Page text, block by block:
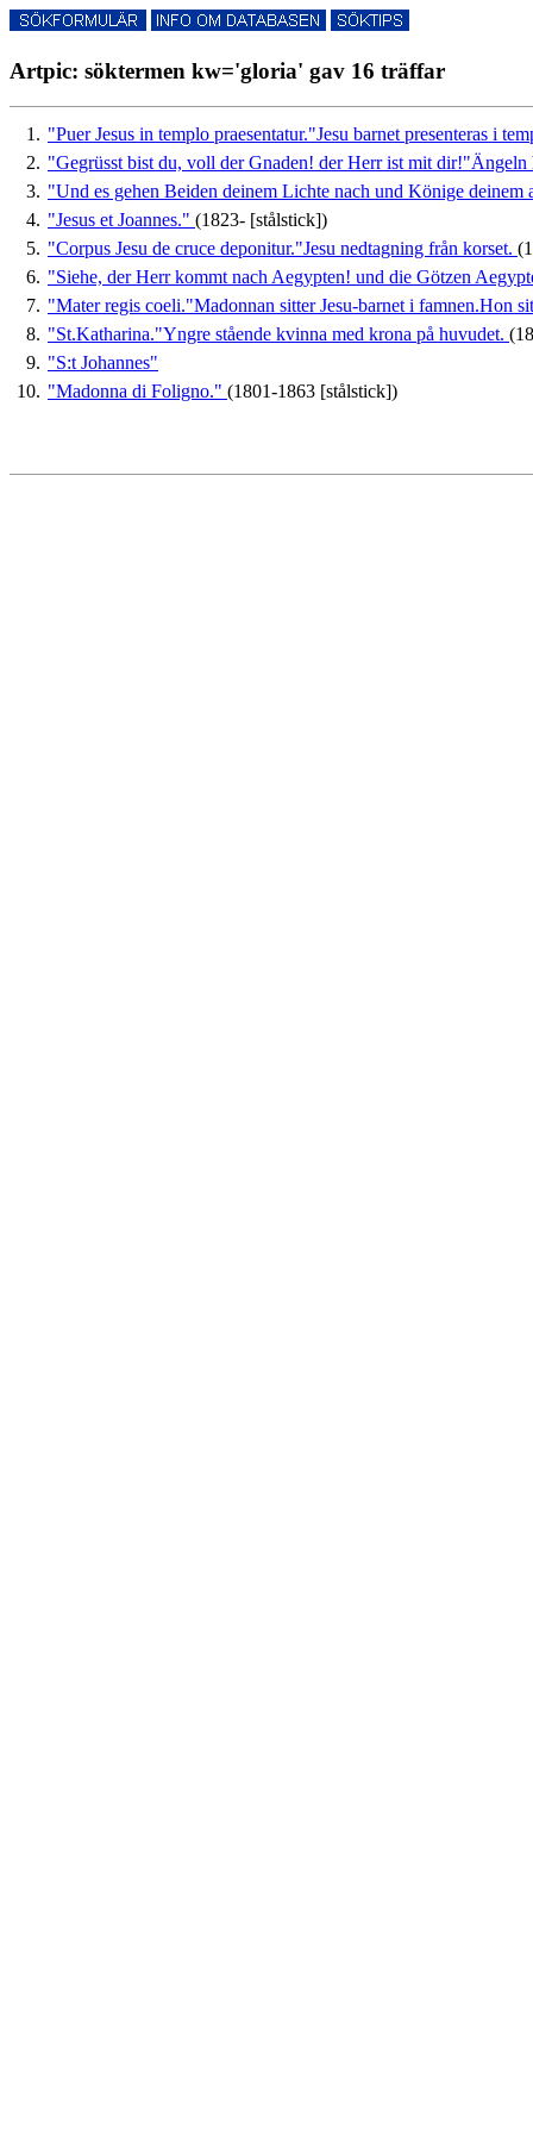
Artpic: söktermen kw='gloria' gav 16 träffar
1. "Puer Jesus in templo praesentatur."Jesu barnet presenteras i
2. "Gegrüsst bist du, voll der Gnaden! der Herr ist mit
3. "Und es gehen Beiden deinem Lichte nach und Könige deinem
4. "Jesus et Joannes." (1823- [stålstick])
5. "Corpus Jesu de cruce deponitur."Jesu nedtagning från korset.
6. "Siehe, der Herr kommt nach Aegypten! und die Götzen
7. "Mater regis coeli."Madonnan sitter Jesu-barnet i famnen.Hon
8. "St.Katharina."Yngre stående kvinna med krona på huvudet.
9. "S:t Johannes"
10. "Madonna di Foligno." (1801-1863 [stålstick])